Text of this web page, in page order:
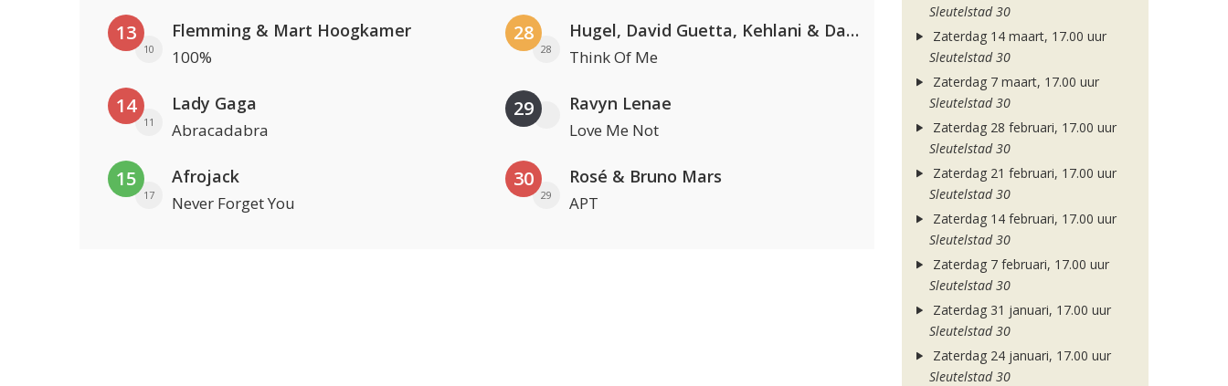
13
10
Flemming & Mart Hoogkamer
100%
14
11
Lady Gaga
Abracadabra
15
17
Afrojack
Never Forget You
28
28
Hugel, David Guetta, Kehlani & Daecolm
Think Of Me
29 Ravyn Lenae
Love Me Not
30
29
Rosé & Bruno Mars
APT
Sleutelstad 30
Zaterdag 14 maart, 17.00 uur
Sleutelstad 30
Zaterdag 7 maart, 17.00 uur
Sleutelstad 30
Zaterdag 28 februari, 17.00 uur
Sleutelstad 30
Zaterdag 21 februari, 17.00 uur
Sleutelstad 30
Zaterdag 14 februari, 17.00 uur
Sleutelstad 30
Zaterdag 7 februari, 17.00 uur
Sleutelstad 30
Zaterdag 31 januari, 17.00 uur
Sleutelstad 30
Zaterdag 24 januari, 17.00 uur
Sleutelstad 30